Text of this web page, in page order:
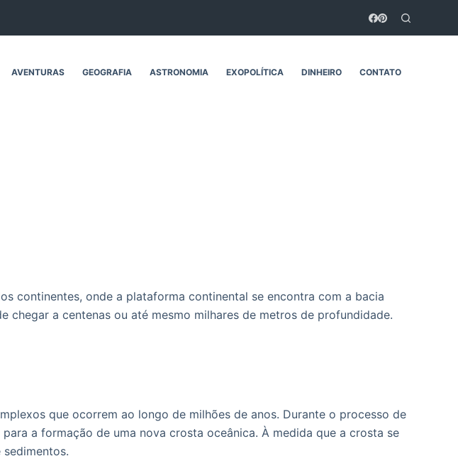
AVENTURAS GEOGRAFIA ASTRONOMIA EXOPOLÍTICA DINHEIRO CONTATO
continentes, onde a plataforma continental se encontra com a bacia
a centenas ou até mesmo milhares de metros de profundidade.
que ocorrem ao longo de milhões de anos. Durante o processo de
a formação de uma nova crosta oceânica. À medida que a crosta se